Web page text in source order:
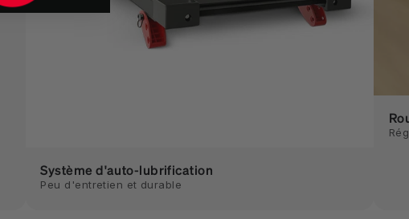
Système d'auto-lubrification
Peu d'entretien et durable